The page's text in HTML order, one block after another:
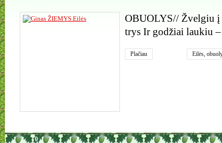
OBUOLYS// Žvelgiu
trys Ir godžiai laukiu
Plačiau Eilės,
0